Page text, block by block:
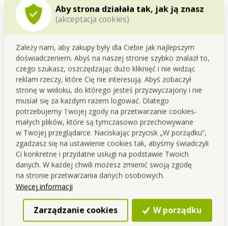
Aby strona działała tak, jak ją znasz
(akceptacja cookies)
Zależy nam, aby zakupy były dla Ciebie jak najlepszym
doświadczeniem. Abyś na naszej stronie szybko znalazł to,
czego szukasz, oszczędzając dużo kliknięć i nie widząc
reklam rzeczy, które Cię nie interesują. Abyś zobaczył
stronę w widoku, do którego jesteś przyzwyczajony i nie
musiał się za każdym razem logować. Dlatego
potrzebujemy Twojej zgody na przetwarzanie cookies-
małych plików, które są tymczasowo przechowywane
w Twojej przeglądarce. Naciskając przycisk „W porządku”,
zgadzasz się na ustawienie cookies tak, abyśmy świadczyli
Ci konkretne i przydatne usługi na podstawie Twoich
danych. W każdej chwili możesz zmienić swoją zgodę
na stronie przetwarzania danych osobowych.
Więcej informacji
Zarządzanie cookies W porządku
Szczegółowy opis
„KULECZKOFFKY" kolorowe pióra kulkowe, 10
kolorów, trójkątne.
Długość: 14,5 cm, średnica: 0,8 cm, wymiary opakowania:
11,5 x 14,5 cm.
Importer: Vaše Dedra s. r. o., Podhradní 69, Česká Skalice,
Česká republika